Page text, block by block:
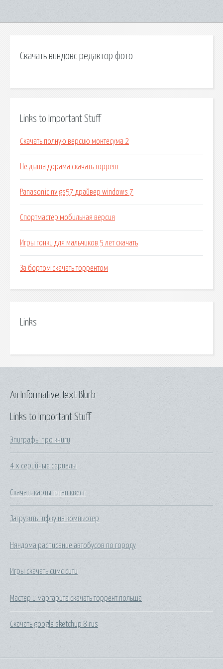
Скачать виндовс редактор фото
Links to Important Stuff
Скачать полную версию монтесума 2
Не дыша дорама скачать торрент
Panasonic nv gs57 драйвер windows 7
Спортмастер мобильная версия
Игры гонки для мальчиков 5 лет скачать
За бортом скачать торрентом
Links
Links to Important Stuff
Эпиграфы про книги
4 х серийные сериалы
Скачать карты титан квест
Загрузить гифку на компьютер
Няндома расписание автобусов по городу
Игры скачать симс сити
Мастер и маргарита скачать торрент польша
Скачать google sketchup 8 rus
An Informative Text Blurb